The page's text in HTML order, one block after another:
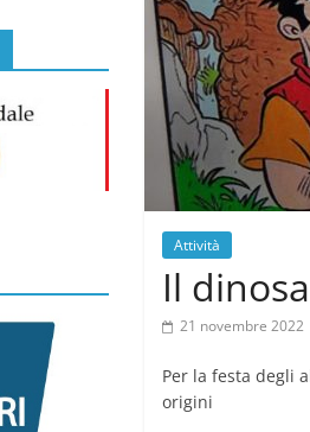
Attività
Il
21 novembre 2022
Per la festa degli
origini